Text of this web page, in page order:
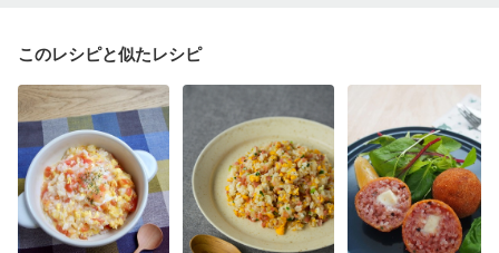
このレシピと似たレシピ